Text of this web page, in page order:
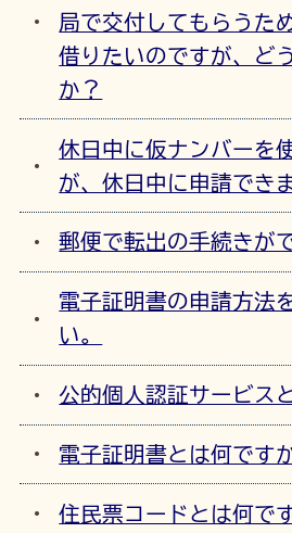
局で交付してもらうた
借りたいのですが、ど
か？
休日中に仮ナンバーを
が、休日中に申請でき
郵便で転出の手続きが
電子証明書の申請方法
い。
公的個人認証サービス
電子証明書とは何です
住民票コードとは何で